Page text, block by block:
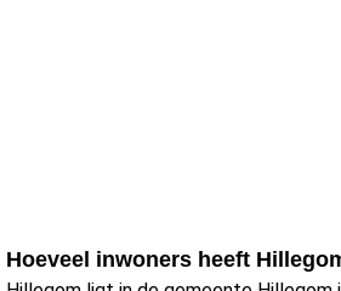
Hoeveel inwoners heeft